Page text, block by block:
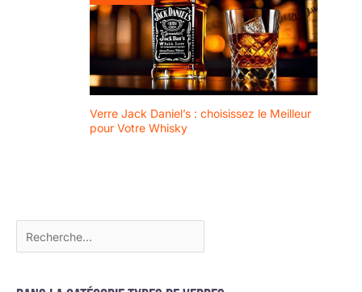
Verre Jack Daniel’s : choisissez le Meilleur
pour Votre Whisky